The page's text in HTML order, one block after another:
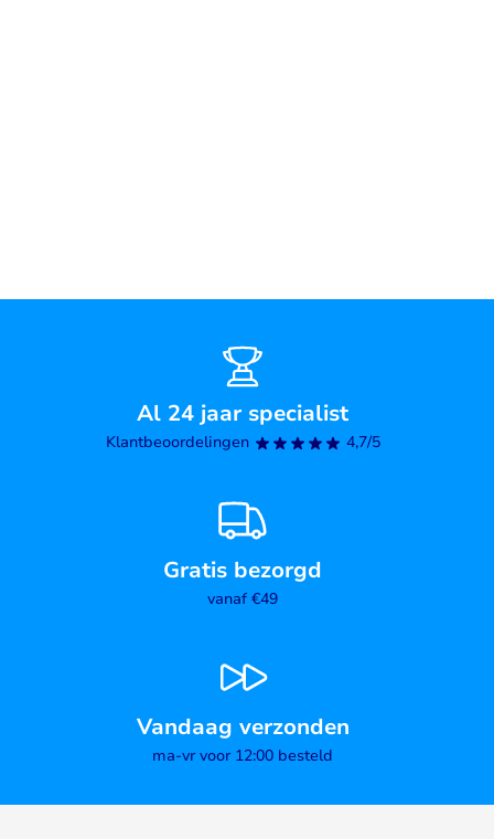
Al 24 jaar specialist
Klantbeoordelingen 4,7/5
Gratis bezorgd
vanaf €49
Vandaag verzonden
ma-vr voor 12:00 besteld